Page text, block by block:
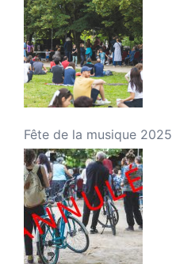
Fête de la musique 2025